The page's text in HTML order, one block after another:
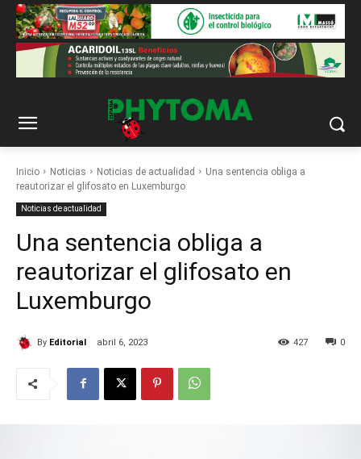
Inicio Noticias Noticias de actualidad
Una sentencia obliga a
reautorizar el glifosato en Luxemburgo
Noticias de actualidad
Una sentencia obliga a
reautorizar el glifosato en
Luxemburgo
By Editorial abril 6, 2023 0
427